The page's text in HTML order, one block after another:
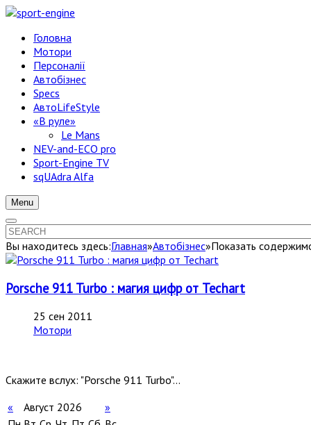
Головна
Мотори
Персоналії
Автобізнес
Specs
АвтоLifeStyle
«В руле»
Le Mans
NEV-and-ECO pro
Sport-Engine TV
sqUAdra Alfa
Menu
Вы находитесь здесь:Главная»Автобізнес»Показать
Porsche 911 Turbo : магия цифр от Techart
25 сен 2011
Мотори
Скажите вслух: "Porsche 911 Turbo"...
«
Август 2026
»